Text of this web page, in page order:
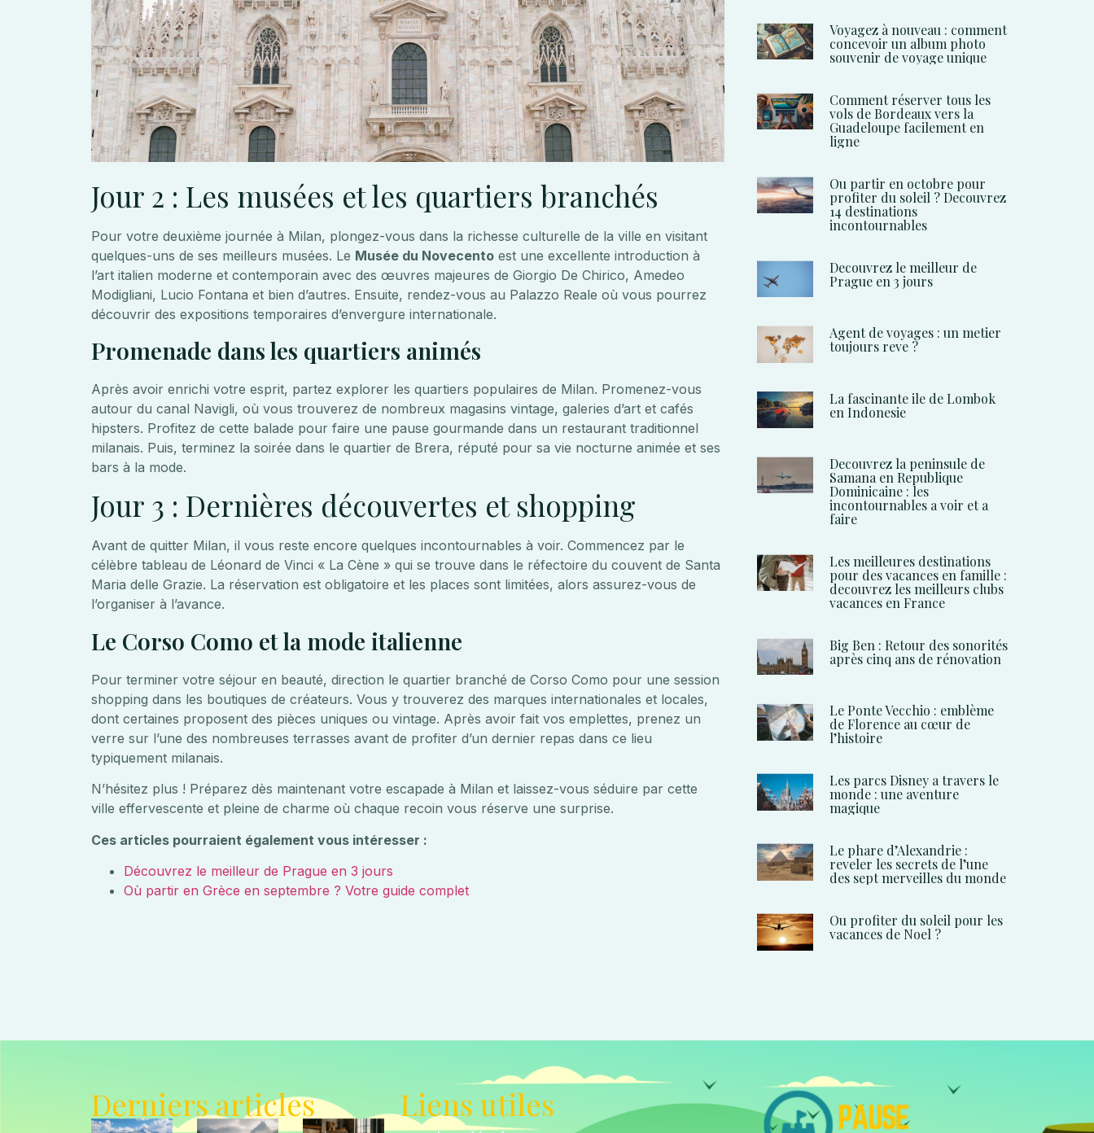
Jour 2 : Les musées et les quartiers branchés
Pour votre deuxième journée à Milan, plongez-vous dans la richesse culturelle de la ville en visitant
quelques-uns de ses meilleurs musées. Le Musée du Novecento est une excellente introduction à
l’art italien moderne et contemporain avec des œuvres majeures de Giorgio De Chirico, Amedeo
Modigliani, Lucio Fontana et bien d’autres. Ensuite, rendez-vous au Palazzo Reale où vous pourrez
découvrir des expositions temporaires d’envergure internationale.
Promenade dans les quartiers animés
Après avoir enrichi votre esprit, partez explorer les quartiers populaires de Milan. Promenez-vous
autour du canal Navigli, où vous trouverez de nombreux magasins vintage, galeries d’art et cafés
hipsters. Profitez de cette balade pour faire une pause gourmande dans un restaurant traditionnel
milanais. Puis, terminez la soirée dans le quartier de Brera, réputé pour sa vie nocturne animée et ses
bars à la mode.
Jour 3 : Dernières découvertes et shopping
Avant de quitter Milan, il vous reste encore quelques incontournables à voir. Commencez par le
célèbre tableau de Léonard de Vinci « La Cène » qui se trouve dans le réfectoire du couvent de Santa
Maria delle Grazie. La réservation est obligatoire et les places sont limitées, alors assurez-vous de
l’organiser à l’avance.
Le Corso Como et la mode italienne
Pour terminer votre séjour en beauté, direction le quartier branché de Corso Como pour une session
shopping dans les boutiques de créateurs. Vous y trouverez des marques internationales et locales,
dont certaines proposent des pièces uniques ou vintage. Après avoir fait vos emplettes, prenez un
verre sur l’une des nombreuses terrasses avant de profiter d’un dernier repas dans ce lieu
typiquement milanais.
N’hésitez plus ! Préparez dès maintenant votre escapade à Milan et laissez-vous séduire par cette
ville effervescente et pleine de charme où chaque recoin vous réserve une surprise.
Ces articles pourraient également vous intéresser :
Découvrez le meilleur de Prague en 3 jours
Où partir en Grèce en septembre ? Votre guide complet
Voyagez à nouveau : comment
concevoir un album photo
souvenir de voyage unique
Comment réserver tous les
vols de Bordeaux vers la
Guadeloupe facilement en
ligne
Ou partir en octobre pour
profiter du soleil ? Decouvrez
14 destinations
incontournables
Decouvrez le meilleur de
Prague en 3 jours
Agent de voyages : un metier
toujours reve ?
La fascinante ile de Lombok
en Indonesie
Decouvrez la peninsule de
Samana en Republique
Dominicaine : les
incontournables a voir et a
faire
Les meilleures destinations
pour des vacances en famille :
decouvrez les meilleurs clubs
vacances en France
Big Ben : Retour des sonorités
après cinq ans de rénovation
Le Ponte Vecchio : emblème
de Florence au cœur de
l’histoire
Les parcs Disney a travers le
monde : une aventure
magique
Le phare d’Alexandrie :
reveler les secrets de l’une
des sept merveilles du monde
Ou profiter du soleil pour les
vacances de Noel ?
Derniers articles Liens utiles